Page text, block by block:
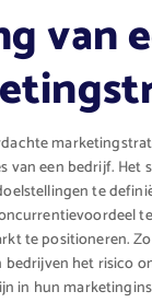
van
van een bedrijf. Het
te
te positioneren.
bedrijven het risico
in hun